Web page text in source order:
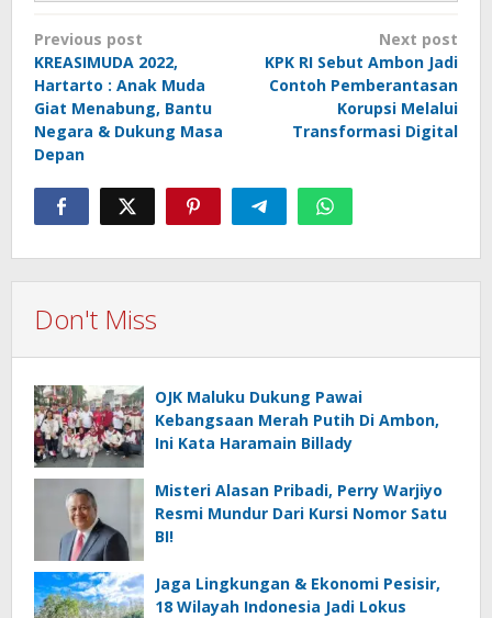
Post
navigation
Previous post
KREASIMUDA 2022,
Hartarto : Anak Muda
Giat Menabung, Bantu
Negara & Dukung Masa
Depan
Next post
KPK RI Sebut Ambon Jadi
Contoh Pemberantasan
Korupsi Melalui
Transformasi Digital
Don't Miss
OJK Maluku Dukung Pawai
Kebangsaan Merah Putih Di Ambon,
Ini Kata Haramain Billady
Misteri Alasan Pribadi, Perry Warjiyo
Resmi Mundur Dari Kursi Nomor Satu
BI!
Jaga Lingkungan & Ekonomi Pesisir,
18 Wilayah Indonesia Jadi Lokus